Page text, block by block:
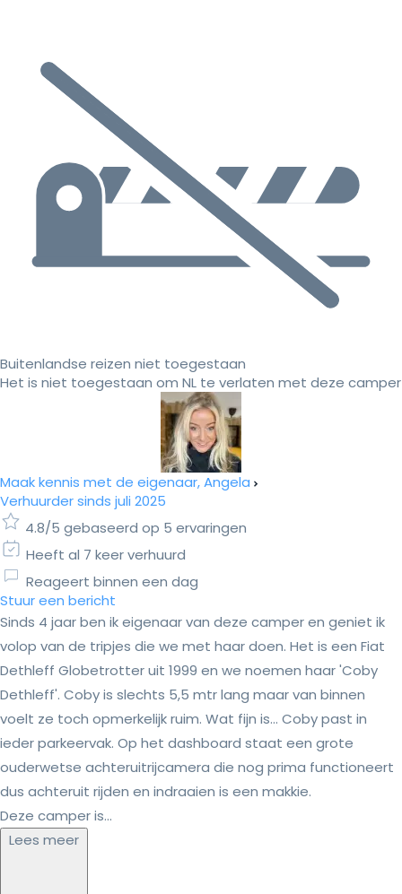
Buitenlandse reizen niet toegestaan
Het is niet toegestaan om NL te verlaten met deze camper
Maak kennis met de eigenaar, Angela
Verhuurder sinds juli 2025
4.8/5 gebaseerd op 5 ervaringen
Heeft al 7 keer verhuurd
Reageert binnen een dag
Stuur een bericht
Sinds 4 jaar ben ik eigenaar van deze camper en geniet ik
volop van de tripjes die we met haar doen. Het is een Fiat
Dethleff Globetrotter uit 1999 en we noemen haar 'Coby
Dethleff'. Coby is slechts 5,5 mtr lang maar van binnen
voelt ze toch opmerkelijk ruim. Wat fijn is... Coby past in
ieder parkeervak. Op het dashboard staat een grote
ouderwetse achteruitrijcamera die nog prima functioneert
dus achteruit rijden en indraaien is een makkie.
Deze camper is...
Lees meer